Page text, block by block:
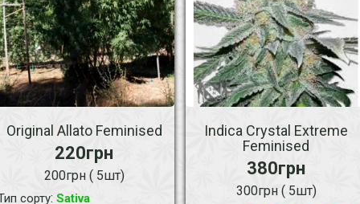
Original Allato Feminised
220грн
200грн ( 5шт)
сорту: Sativa
Indica Crystal Extreme
Feminised
380грн
300грн ( 5шт)